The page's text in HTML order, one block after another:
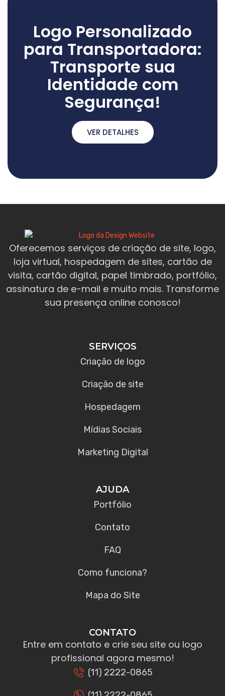
Logo Personalizado
para Transportadora:
Transporte sua
Identidade com
Segurança!
VER DETALHES
Oferecemos serviços de criação de site, logo,
loja virtual, hospedagem de sites, cartão de
visita, cartão digital, papel timbrado, portfólio,
assinatura de e-mail e muito mais. Transforme
sua presença online conosco!
SERVIÇOS
Criação de logo
Criação de site
Hospedagem
Mídias Sociais
Marketing Digital
AJUDA
Portfólio
Contato
FAQ
Como funciona?
Mapa do Site
CONTATO
Entre em contato e crie seu site ou logo
profissional agora mesmo!
(11) 2222-0865